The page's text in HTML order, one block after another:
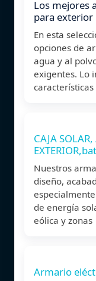
Los mejores
para exterior
En esta
opciones de
agua y al
exigentes. Lo
características
CAJA
Nuestros
diseño,
de energía
eólica y zonas
Armario